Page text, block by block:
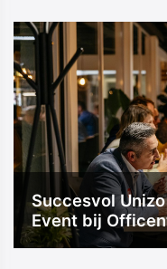
Succesvol
Event bij